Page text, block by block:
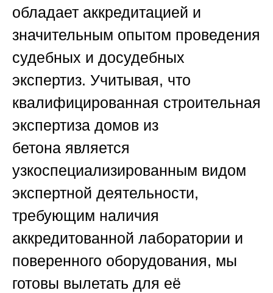
обладает аккредитацией и
значительным опытом проведения
судебных и досудебных
экспертиз. Учитывая, что
квалифицированная строительная
экспертиза домов из
бетона является
узкоспециализированным видом
экспертной деятельности,
требующим наличия
аккредитованной лаборатории и
поверенного оборудования, мы
готовы вылетать для её